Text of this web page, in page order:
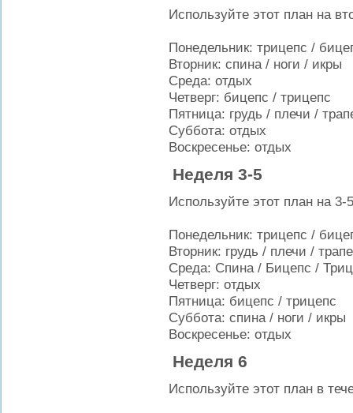
Используйте этот план на
Понедельник: трицепс /
Вторник: спина / ноги / икры
Среда: отдых
Четверг: бицепс / трицепс
Пятница: грудь / плечи /
Суббота: отдых
Воскресенье: отдых
Неделя 3-5
Используйте этот план на 3-
Понедельник: трицепс /
Вторник: грудь / плечи /
Среда: Спина / Бицепс /
Четверг: отдых
Пятница: бицепс / трицепс
Суббота: спина / ноги / икры
Воскресенье: отдых
Неделя 6
Используйте этот план в